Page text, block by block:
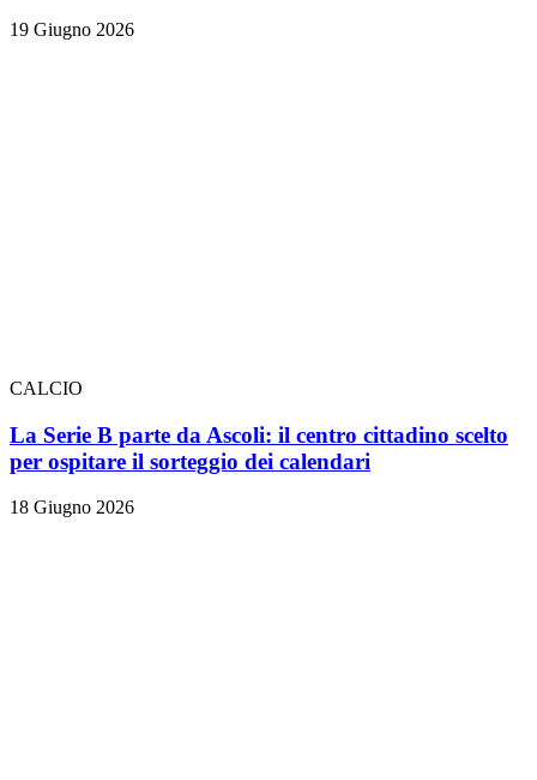
19 Giugno 2026
CALCIO
La Serie B parte da Ascoli: il centro cittadino scelto
per ospitare il sorteggio dei calendari
18 Giugno 2026